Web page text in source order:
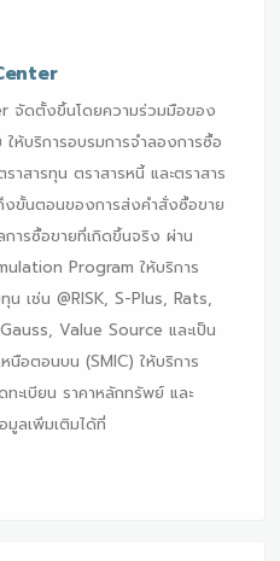
จัดตั้งขึ้นโดยความร่วมมือของ
ห้บริการอบรมการจำลองการซื้อ
สารทุน ตราสารหนี้ และตราสาร
งขั้นตอนของการส่งคำสั่งซื้อขาย
การซื้อขายที่เกิดขึ้นจริง ผ่าน
Program ให้บริการ
น เช่น @RISK, S-Plus, Rats,
Value Source และเป็น
อตอนบน (SMIC) ให้บริการ
เบียน ราคาหลักทรัพย์ และ
ลเพิ่มเติมได้ที่